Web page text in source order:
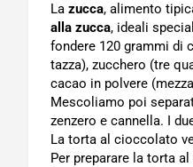
La zucca, alimento
alla zucca, ideali
fondere 120 grammi di
tazza), zucchero (tre
cacao in polvere
Mescoliamo poi
zenzero e cannella. I
La torta al cioccolato
Per preparare la torta